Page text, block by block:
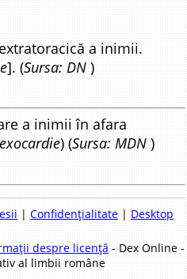
a inimii.
]. (Sursa: DN )
a inimii în afara
exocardie) (Sursa: MDN )
| Confidențialitate| Desktop
despre licență - Dex Online -
al limbii române